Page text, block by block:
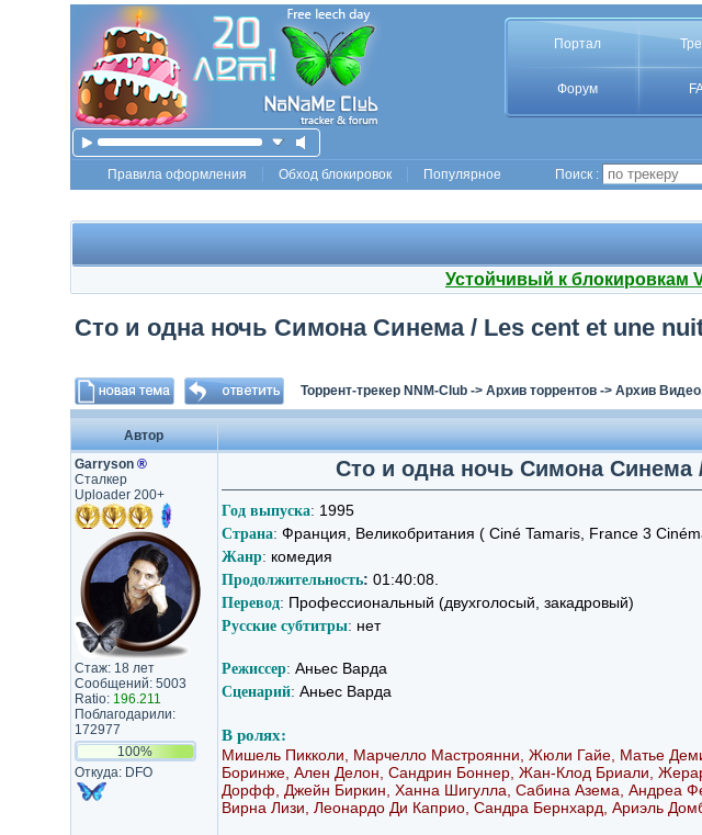
Портал
Форум
Правила оформления Обход блокировок Популярное Поиск :
Устойчивый к блокировкам
Сто и одна ночь Симона Синема / Les cent et une
Торрент-трекер NNM-Club-> Архив торрентов-> Архив
Автор
Garryson ®
Сталкер
Uploader 200+
Стаж: 18 лет
Сообщений: 5003
Ratio: 196.211
Поблагодарили:
172977
100%
Откуда: DFO
Сто и одна ночь Симона Синема
Год выпуска: 1995
Страна: Франция, Великобритания ( Ciné Tamaris, France 3
Жанр: комедия
Продолжительность: 01:40:08.
Перевод: Профессиональный (двухголосый, закадровый)
Русские субтитры: нет
Режиссер: Аньес Варда
Сценарий: Аньес Варда
В ролях:
Мишель Пикколи, Марчелло Мастроянни, Жюли Гайе, Матье
Боринже, Ален Делон, Сандрин Боннер, Жан-Клод Бриали,
Дорфф, Джейн Биркин, Ханна Шигулла, Сабина Азема, Андреа
Вирна Лизи, Леонардо Ди Каприо, Сандра Бернхард, Ариэль